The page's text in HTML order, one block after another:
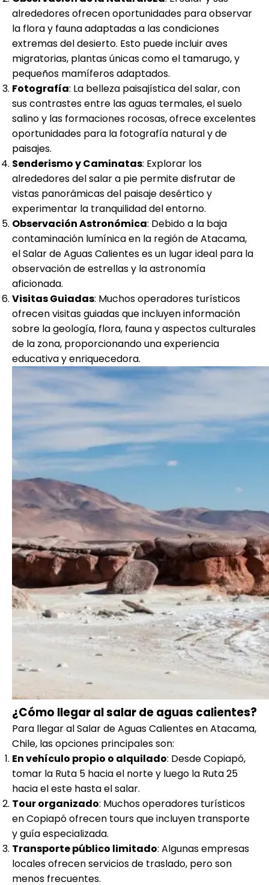
alrededores ofrecen oportunidades para observar
la flora y fauna adaptadas a las condiciones
extremas del desierto. Esto puede incluir aves
migratorias, plantas únicas como el tamarugo, y
pequeños mamíferos adaptados.
Fotografía: La belleza paisajística del salar, con
sus contrastes entre las aguas termales, el suelo
salino y las formaciones rocosas, ofrece excelentes
oportunidades para la fotografía natural y de
paisajes.
Senderismo y Caminatas: Explorar los
alrededores del salar a pie permite disfrutar de
vistas panorámicas del paisaje desértico y
experimentar la tranquilidad del entorno.
Observación Astronómica: Debido a la baja
contaminación lumínica en la región de Atacama,
el Salar de Aguas Calientes es un lugar ideal para la
observación de estrellas y la astronomía
aficionada.
Visitas Guiadas: Muchos operadores turísticos
ofrecen visitas guiadas que incluyen información
sobre la geología, flora, fauna y aspectos culturales
de la zona, proporcionando una experiencia
educativa y enriquecedora.
¿Cómo llegar al salar de aguas calientes?
Para llegar al Salar de Aguas Calientes en Atacama,
Chile, las opciones principales son:
En vehículo propio o alquilado: Desde Copiapó,
tomar la Ruta 5 hacia el norte y luego la Ruta 25
hacia el este hasta el salar.
Tour organizado: Muchos operadores turísticos
en Copiapó ofrecen tours que incluyen transporte
y guía especializada.
Transporte público limitado: Algunas empresas
locales ofrecen servicios de traslado, pero son
menos frecuentes.